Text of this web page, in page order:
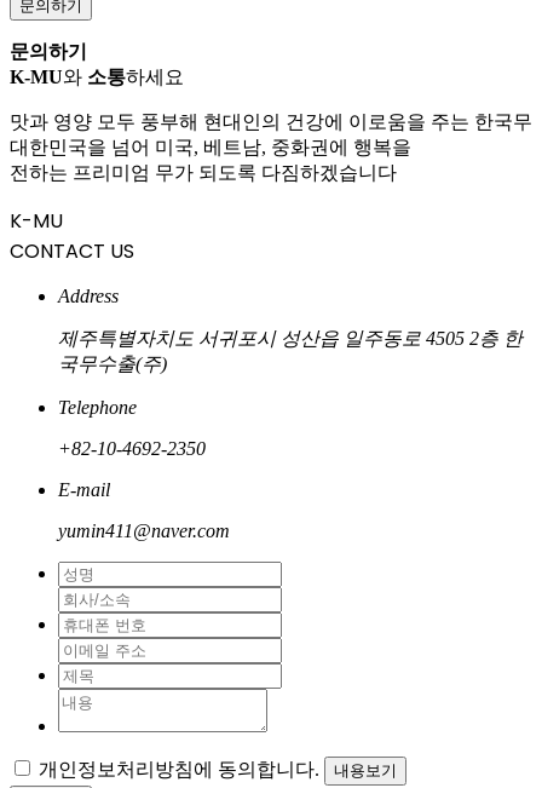
문의하기
문의하기
K-MU와 소통하세요
맛과 영양 모두 풍부해 현대인의 건강에 이로움을 주는 한국무
대한민국을 넘어 미국, 베트남, 중화권에 행복을
전하는 프리미엄 무가 되도록 다짐하겠습니다
K-MU
CONTACT US
Address
제주특별자치도 서귀포시 성산읍 일주동로 4505 2층 한
국무수출(주)
Telephone
+82-10-4692-2350
E-mail
yumin411@naver.com
개인정보처리방침에 동의합니다. 내용보기